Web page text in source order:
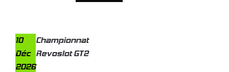
10
Déc
2026
Championnat
Revoslot GT2